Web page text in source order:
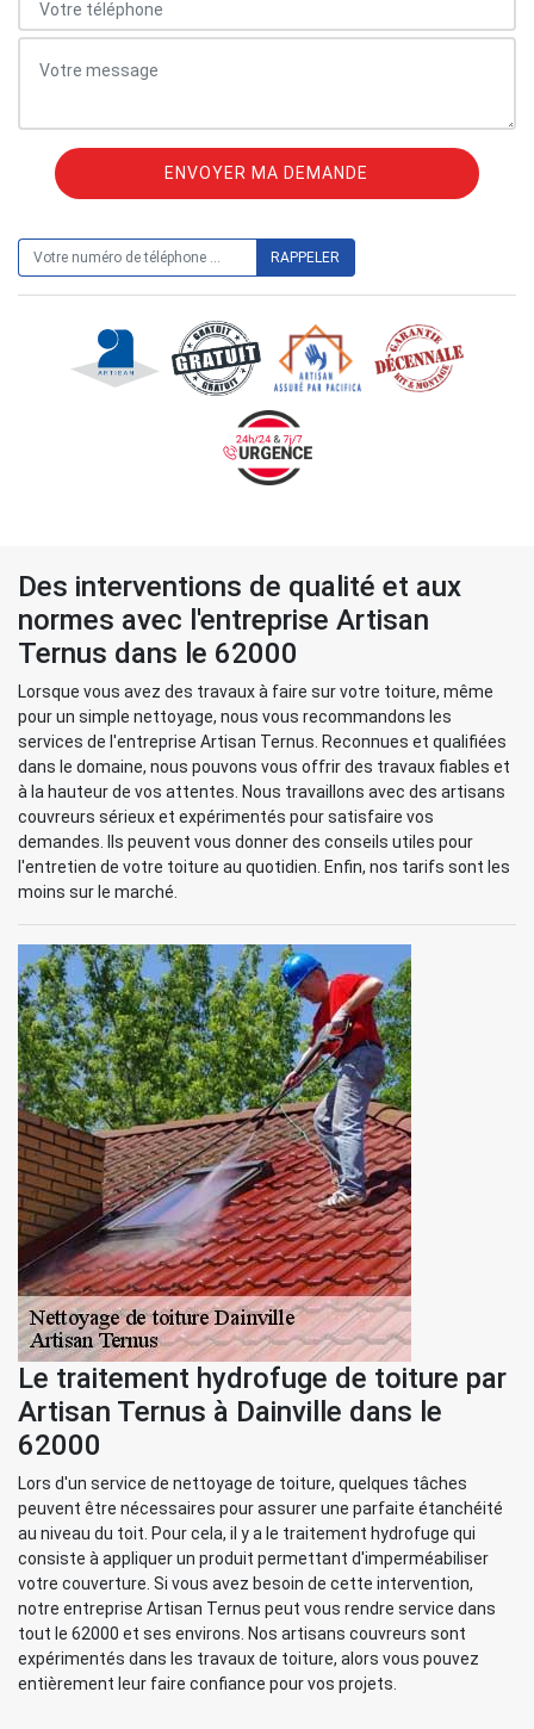
Des interventions de qualité et aux
normes avec l'entreprise Artisan
Ternus dans le 62000
Lorsque vous avez des travaux à faire sur votre toiture, même
pour un simple nettoyage, nous vous recommandons les
services de l'entreprise Artisan Ternus. Reconnues et qualifiées
dans le domaine, nous pouvons vous offrir des travaux fiables et
à la hauteur de vos attentes. Nous travaillons avec des artisans
couvreurs sérieux et expérimentés pour satisfaire vos
demandes. Ils peuvent vous donner des conseils utiles pour
l'entretien de votre toiture au quotidien. Enfin, nos tarifs sont les
moins sur le marché.
Le traitement hydrofuge de toiture par
Artisan Ternus à Dainville dans le
62000
Lors d'un service de nettoyage de toiture, quelques tâches
peuvent être nécessaires pour assurer une parfaite étanchéité
au niveau du toit. Pour cela, il y a le traitement hydrofuge qui
consiste à appliquer un produit permettant d'imperméabiliser
votre couverture. Si vous avez besoin de cette intervention,
notre entreprise Artisan Ternus peut vous rendre service dans
tout le 62000 et ses environs. Nos artisans couvreurs sont
expérimentés dans les travaux de toiture, alors vous pouvez
entièrement leur faire confiance pour vos projets.